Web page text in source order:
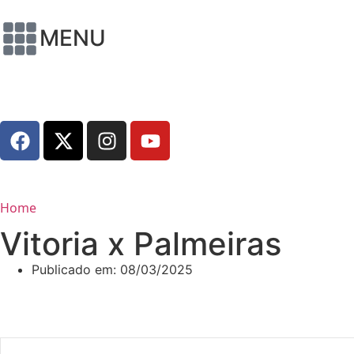
MENU
Home
Vitoria x Palmeiras
Publicado em: 08/03/2025